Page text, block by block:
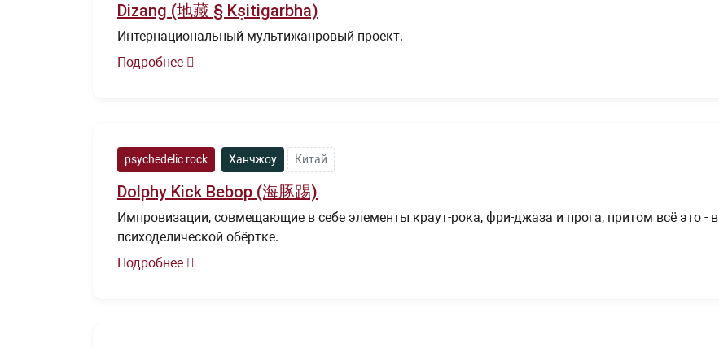
Dizang (地藏 § Kṣitigarbha)
Интернациональный мультижанровый проект.
Подробнее
psychedelic rock Ханчжоу Китай
Dolphy Kick Bebop (海豚踢)
Импровизации, совмещающие в себе элементы краут-рока, фри-джаза и прога, притом всё это - в
психоделической обёртке.
Подробнее